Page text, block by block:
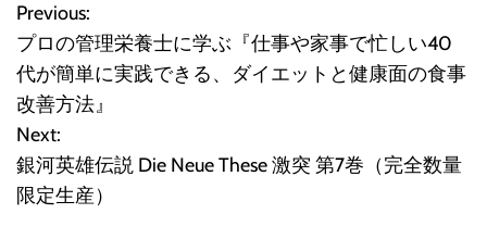
投
稿
ナ
ビ
ゲ
Previous:
プロの管理栄養士に学ぶ『仕事や家事で忙しい40
代が簡単に実践できる、ダイエットと健康面の食事
改善方法』
Next:
銀河英雄伝説 Die Neue These 激突 第7巻（完全数量
限定生産）